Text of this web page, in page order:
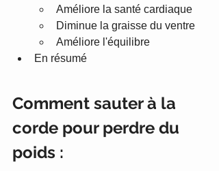
Améliore la santé cardiaque
Diminue la graisse du ventre
Améliore l'équilibre
En résumé
Comment sauter à la
corde pour perdre du
poids :